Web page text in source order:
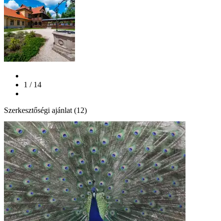
1 / 14
Szerkesztőségi ajánlat (12)